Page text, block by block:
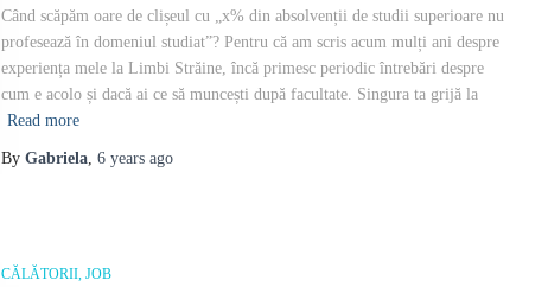
Când scăpăm oare de clișeul cu „x% din absolvenții de studii superioare nu
profesează în domeniul studiat”? Pentru că am scris acum mulți ani despre
experiența mele la Limbi Străine, încă primesc periodic întrebări despre
cum e acolo și dacă ai ce să muncești după facultate. Singura ta grijă la
Read more
By Gabriela, 6 years ago
CĂLĂTORII JOB